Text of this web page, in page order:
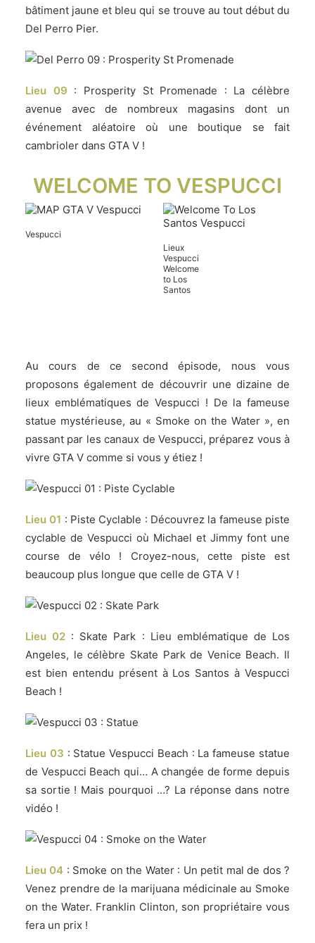
bâtiment jaune et bleu qui se trouve au tout début du
Del Perro Pier.
Lieu 09 : Prosperity St Promenade : La célèbre
avenue avec de nombreux magasins dont un
événement aléatoire où une boutique se fait
cambrioler dans GTA V !
WELCOME TO VESPUCCI
Vespucci
Lieux
Vespucci
Welcome
to Los
Santos
Au cours de ce second épisode, nous vous
proposons également de découvrir une dizaine de
lieux emblématiques de Vespucci ! De la fameuse
statue mystérieuse, au « Smoke on the Water », en
passant par les canaux de Vespucci, préparez vous à
vivre GTA V comme si vous y étiez !
Lieu 01 : Piste Cyclable : Découvrez la fameuse piste
cyclable de Vespucci où Michael et Jimmy font une
course de vélo ! Croyez-nous, cette piste est
beaucoup plus longue que celle de GTA V !
Lieu 02 : Skate Park : Lieu emblématique de Los
Angeles, le célèbre Skate Park de Venice Beach. Il
est bien entendu présent à Los Santos à Vespucci
Beach !
Lieu 03 : Statue Vespucci Beach : La fameuse statue
de Vespucci Beach qui… A changée de forme depuis
sa sortie ! Mais pourquoi …? La réponse dans notre
vidéo !
Lieu 04 : Smoke on the Water : Un petit mal de dos ?
Venez prendre de la marijuana médicinale au Smoke
on the Water. Franklin Clinton, son propriétaire vous
fera un prix !